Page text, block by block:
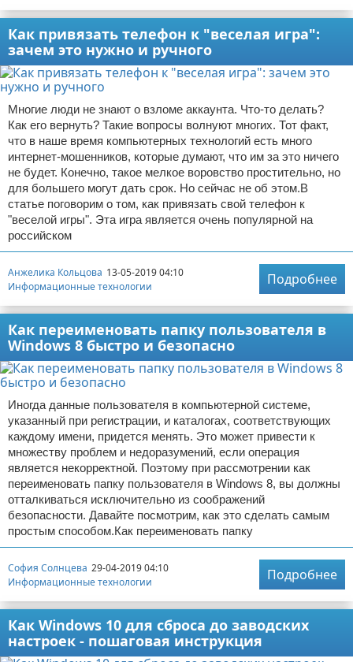
Как привязать телефон к "веселая игра":
зачем это нужно и ручного
Многие люди не знают о взломе аккаунта. Что-то делать?
Как его вернуть? Такие вопросы волнуют многих. Тот факт,
что в наше время компьютерных технологий есть много
интернет-мошенников, которые думают, что им за это ничего
не будет. Конечно, такое мелкое воровство простительно, но
для большего могут дать срок. Но сейчас не об этом.В
статье поговорим о том, как привязать свой телефон к
"веселой игры". Эта игра является очень популярной на
российском
Анжелика Кольцова 13-05-2019 04:10
Информационные технологии
Подробнее
Как переименовать папку пользователя в
Windows 8 быстро и безопасно
Иногда данные пользователя в компьютерной системе,
указанный при регистрации, и каталогах, соответствующих
каждому имени, придется менять. Это может привести к
множеству проблем и недоразумений, если операция
является некорректной. Поэтому при рассмотрении как
переименовать папку пользователя в Windows 8, вы должны
отталкиваться исключительно из соображений
безопасности. Давайте посмотрим, как это сделать самым
простым способом.Как переименовать папку
София Солнцева 29-04-2019 04:10
Информационные технологии
Подробнее
Как Windows 10 для сброса до заводских
настроек - пошаговая инструкция